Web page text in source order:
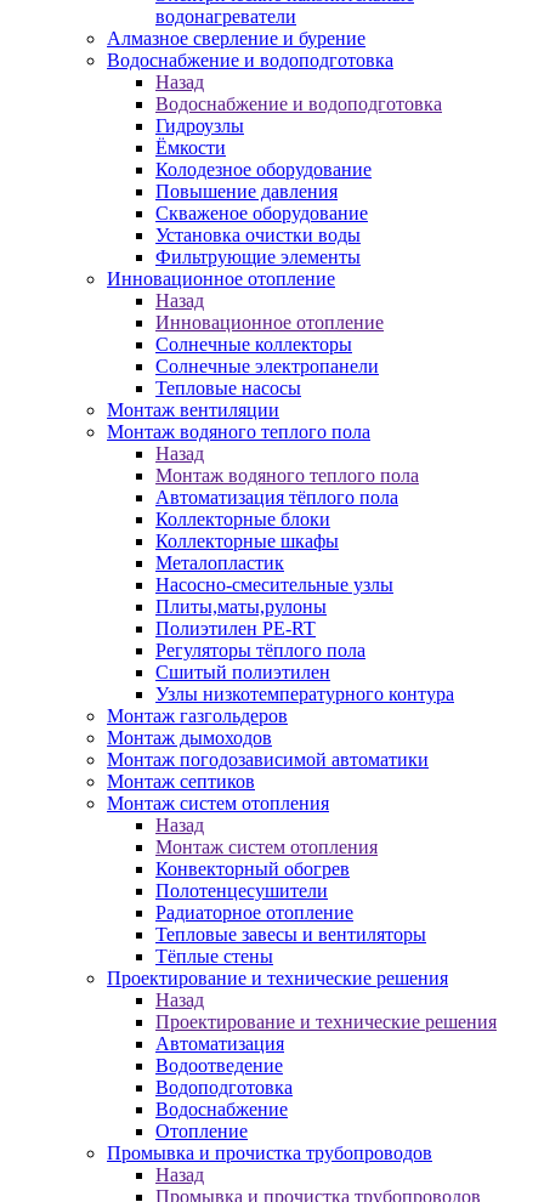
водонагреватели
Алмазное сверление и бурение
Водоснабжение и водоподготовка
Назад
Водоснабжение и водоподготовка
Гидроузлы
Ёмкости
Колодезное оборудование
Повышение давления
Скваженое оборудование
Установка очистки воды
Фильтрующие элементы
Инновационное отопление
Назад
Инновационное отопление
Солнечные коллекторы
Солнечные электропанели
Тепловые насосы
Монтаж вентиляции
Монтаж водяного теплого пола
Назад
Монтаж водяного теплого пола
Автоматизация тёплого пола
Коллекторные блоки
Коллекторные шкафы
Металопластик
Насосно-смесительные узлы
Плиты,маты,рулоны
Полиэтилен PE-RT
Регуляторы тёплого пола
Сшитый полиэтилен
Узлы низкотемпературного контура
Монтаж газгольдеров
Монтаж дымоходов
Монтаж погодозависимой автоматики
Монтаж септиков
Монтаж систем отопления
Назад
Монтаж систем отопления
Конвекторный обогрев
Полотенцесушители
Радиаторное отопление
Тепловые завесы и вентиляторы
Тёплые стены
Проектирование и технические решения
Назад
Проектирование и технические решения
Автоматизация
Водоотведение
Водоподготовка
Водоснабжение
Отопление
Промывка и прочистка трубопроводов
Назад
Промывка и прочистка трубопроводов